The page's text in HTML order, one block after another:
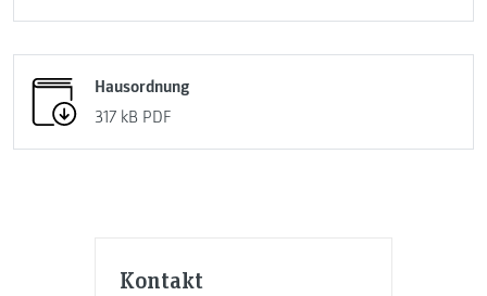
Kontakt
Hausordnung
317 kB PDF